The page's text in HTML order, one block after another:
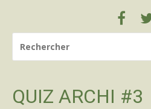
POUR
:
QUIZ ARCHI #3